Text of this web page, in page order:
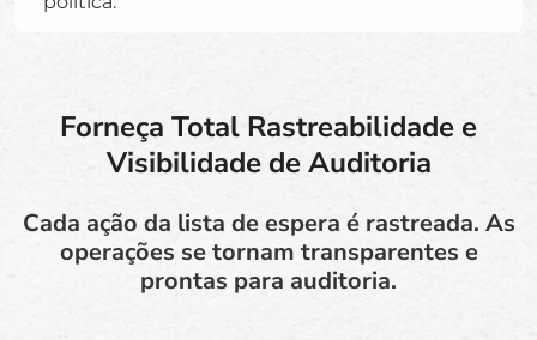
Forneça Total Rastreabilidade e
Visibilidade de Auditoria
Cada ação da lista de espera é rastreada. As
operações se tornam transparentes e
prontas para auditoria.